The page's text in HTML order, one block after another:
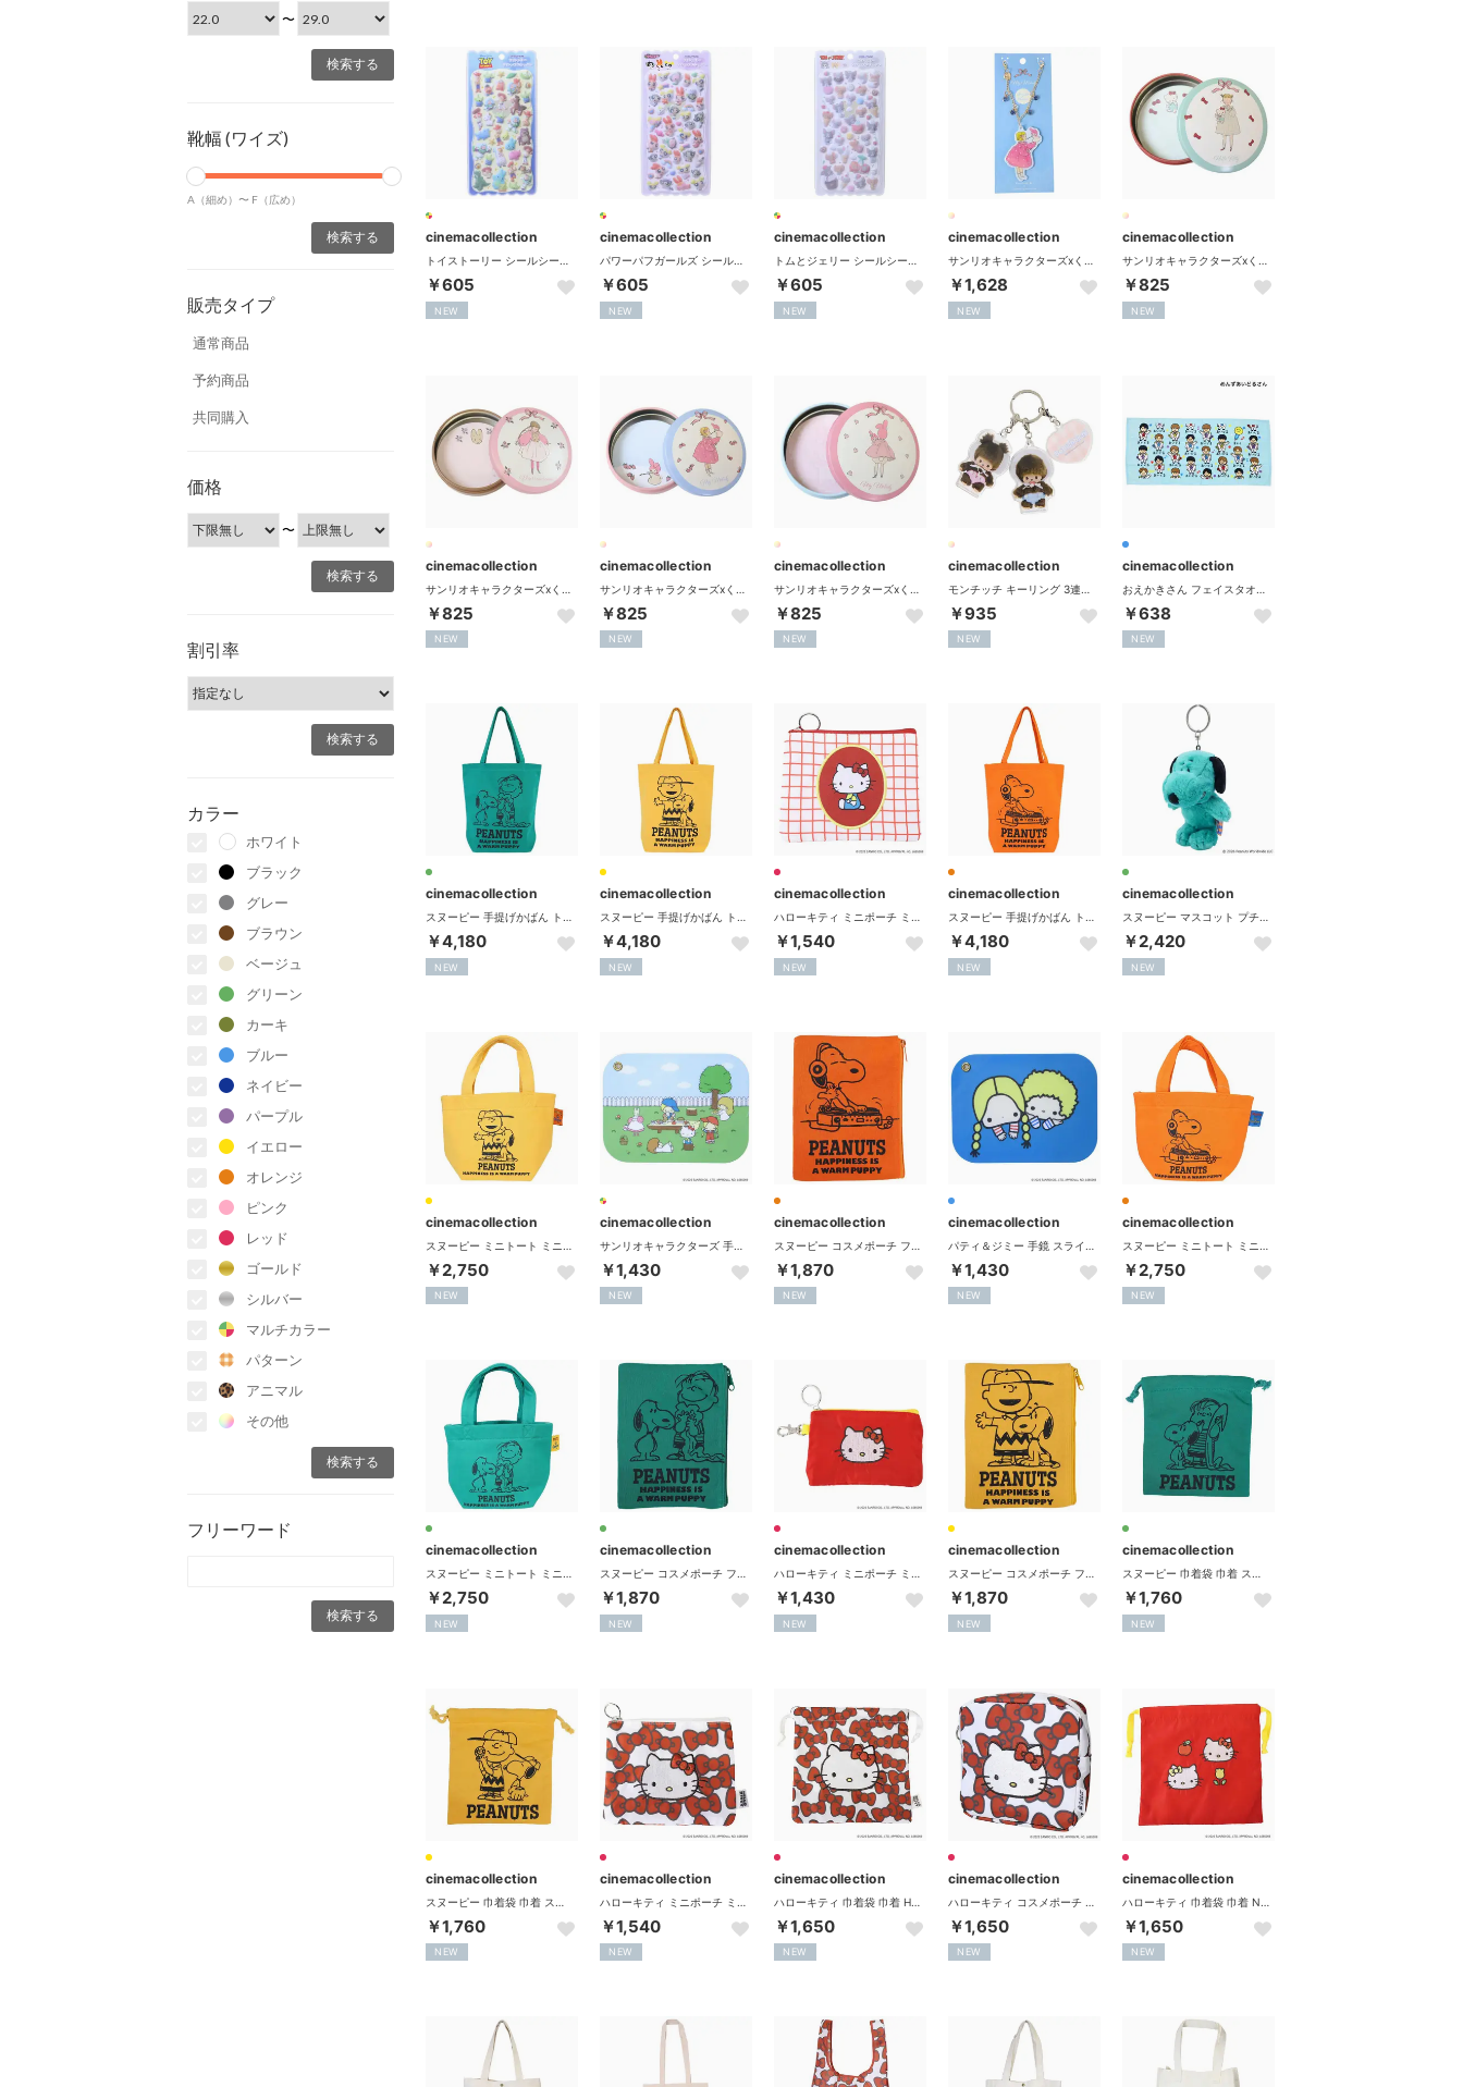
〜
靴幅 (ワイズ)
A（細め）〜 F（広め）
販売タイプ
通常商品
予約商品
共同購入
価格
〜
割引率
カラー
ホワイト
ブラック
グレー
ブラウン
ベージュ
グリーン
カーキ
ブルー
ネイビー
パープル
イエロー
オレンジ
ピンク
レッド
ゴールド
シルバー
マルチカラー
パターン
アニマル
その他
フリーワード
cinemacollection
￥605
NEW
cinemacollection
￥605
NEW
cinemacollection
￥605
NEW
cinemacollection
￥1,628
NEW
cinemacollection
￥825
NEW
cinemacollection
￥825
NEW
cinemacollection
￥825
NEW
cinemacollection
￥825
NEW
cinemacollection
￥935
NEW
cinemacollection
￥638
NEW
cinemacollection
￥4,180
NEW
cinemacollection
￥4,180
NEW
cinemacollection
￥1,540
NEW
cinemacollection
￥4,180
NEW
cinemacollection
￥2,420
NEW
cinemacollection
￥2,750
NEW
cinemacollection
￥1,430
NEW
cinemacollection
￥1,870
NEW
cinemacollection
￥1,430
NEW
cinemacollection
￥2,750
NEW
cinemacollection
￥2,750
NEW
cinemacollection
￥1,870
NEW
cinemacollection
￥1,430
NEW
cinemacollection
￥1,870
NEW
cinemacollection
￥1,760
NEW
cinemacollection
￥1,760
NEW
cinemacollection
￥1,540
NEW
cinemacollection
￥1,650
NEW
cinemacollection
￥1,650
NEW
cinemacollection
￥1,650
NEW